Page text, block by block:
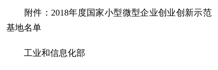
附件：2018年度国家小型微型企业创业创新示范
基地名单
工业和信息化部